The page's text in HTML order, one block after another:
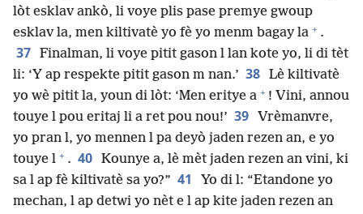
lòt esklav ankò, li voye plis pase premye gwoup
esklav la, men kiltivatè yo fè yo menm bagay la + .
37 Finalman, li voye pitit gason l lan kote yo, li di tèt
li: ‘Y ap respekte pitit gason m nan.’ 38 Lè kiltivatè
yo wè pitit la, youn di lòt: ‘Men eritye a + ! Vini, annou
touye l pou eritaj li a ret pou nou!’ 39
Vrèmanvre,
yo pran l, yo mennen l pa deyò jaden rezen an, e yo
touye l + . 40 Kounye a, lè mèt jaden rezen an vini, ki
sa l ap fè kiltivatè sa yo?” 41
Yo di l: “Etandone yo
mechan, l ap detwi yo nèt e l ap kite jaden rezen an